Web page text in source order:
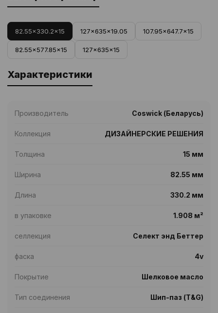
82.55x330.2x15 127x635x19.05 107.95x647.7x15
82.55x577.85x15 127x635x15
Характеристики
Производитель Coswick (Беларусь)
Коллекция ДИЗАЙНЕРСКИЕ РЕШЕНИЯ
Толщина 15 мм
Ширина 82.55 мм
Длина 330.2 мм
в упаковке 1.908 м²
селлекция Селект энд Беттер
фаска 4v
Покрытие Шелковое масло
Тип соединения Шип-паз (T&G)